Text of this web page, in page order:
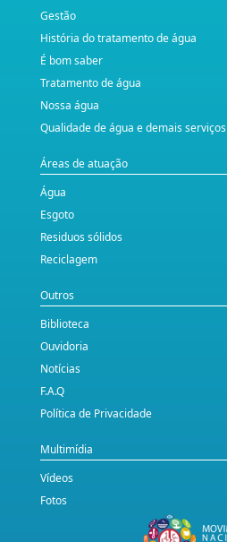
Gestão
História do tratamento de água
É bom saber
Tratamento de água
Nossa água
Qualidade de água e demais serviços
Áreas de atuação
Água
Esgoto
Residuos sólidos
Reciclagem
Outros
Biblioteca
Ouvidoria
Notícias
F.A.Q
Política de Privacidade
Multimídia
Vídeos
Fotos